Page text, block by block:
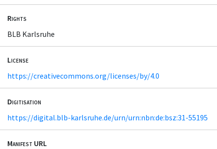
Rights
BLB Karlsruhe
License
https://creativecommons.org/licenses/by/4.0
Digitisation
https://digital.blb-karlsruhe.de/urn/urn:nbn:de:bsz:31-55195
Manifest URL